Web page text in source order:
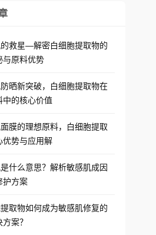
救星—解密白细胞提取物的
与原料优势
晒新突破，白细胞提取物在
中的核心价值
膜的理想原料，白细胞提取
优势与应用解
什么意思？解析敏感肌成因
护方案
取物如何成为敏感肌修复的
案？